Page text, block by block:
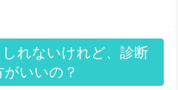
れないけれど、診断
いいの？